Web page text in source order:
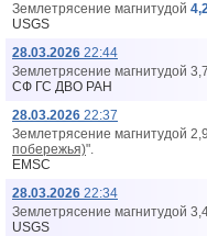
Землетрясение магнитудой
USGS
28.03.2026 22:44
Землетрясение магнитудой
СФ ГС ДВО РАН
28.03.2026 22:37
Землетрясение магнитудой
побережья)".
EMSC
28.03.2026 22:34
Землетрясение магнитудой
USGS